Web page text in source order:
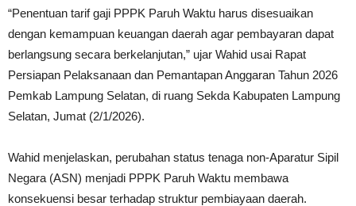
“Penentuan tarif gaji PPPK Paruh Waktu harus disesuaikan
dengan kemampuan keuangan daerah agar pembayaran dapat
berlangsung secara berkelanjutan,” ujar Wahid usai Rapat
Persiapan Pelaksanaan dan Pemantapan Anggaran Tahun 2026
Pemkab Lampung Selatan, di ruang Sekda Kabupaten Lampung
Selatan, Jumat (2/1/2026).
Wahid menjelaskan, perubahan status tenaga non-Aparatur Sipil
Negara (ASN) menjadi PPPK Paruh Waktu membawa
konsekuensi besar terhadap struktur pembiayaan daerah.